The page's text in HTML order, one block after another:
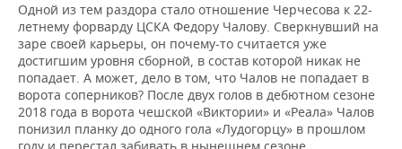
Одной из тем раздора стало отношение Черчесова к 22-
летнему форварду ЦСКА Федору Чалову. Сверкнувший на
заре своей карьеры, он почему-то считается уже
достигшим уровня сборной, в состав которой никак не
попадает. А может, дело в том, что Чалов не попадает в
ворота соперников? После двух голов в дебютном сезоне
2018 года в ворота чешской «Виктории» и «Реала» Чалов
понизил планку до одного гола «Лудогорцу» в прошлом